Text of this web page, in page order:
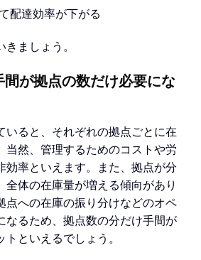
配達効率が下がる
ましょう。
間が拠点の数だけ必要にな
いると、それぞれの拠点ごとに在
当然、管理するためのコストや労
効率といえます。また、拠点が分
全体の在庫量が増える傾向があり
点への在庫の振り分けなどのオペ
なるため、拠点数の分だけ手間が
といえるでしょう。